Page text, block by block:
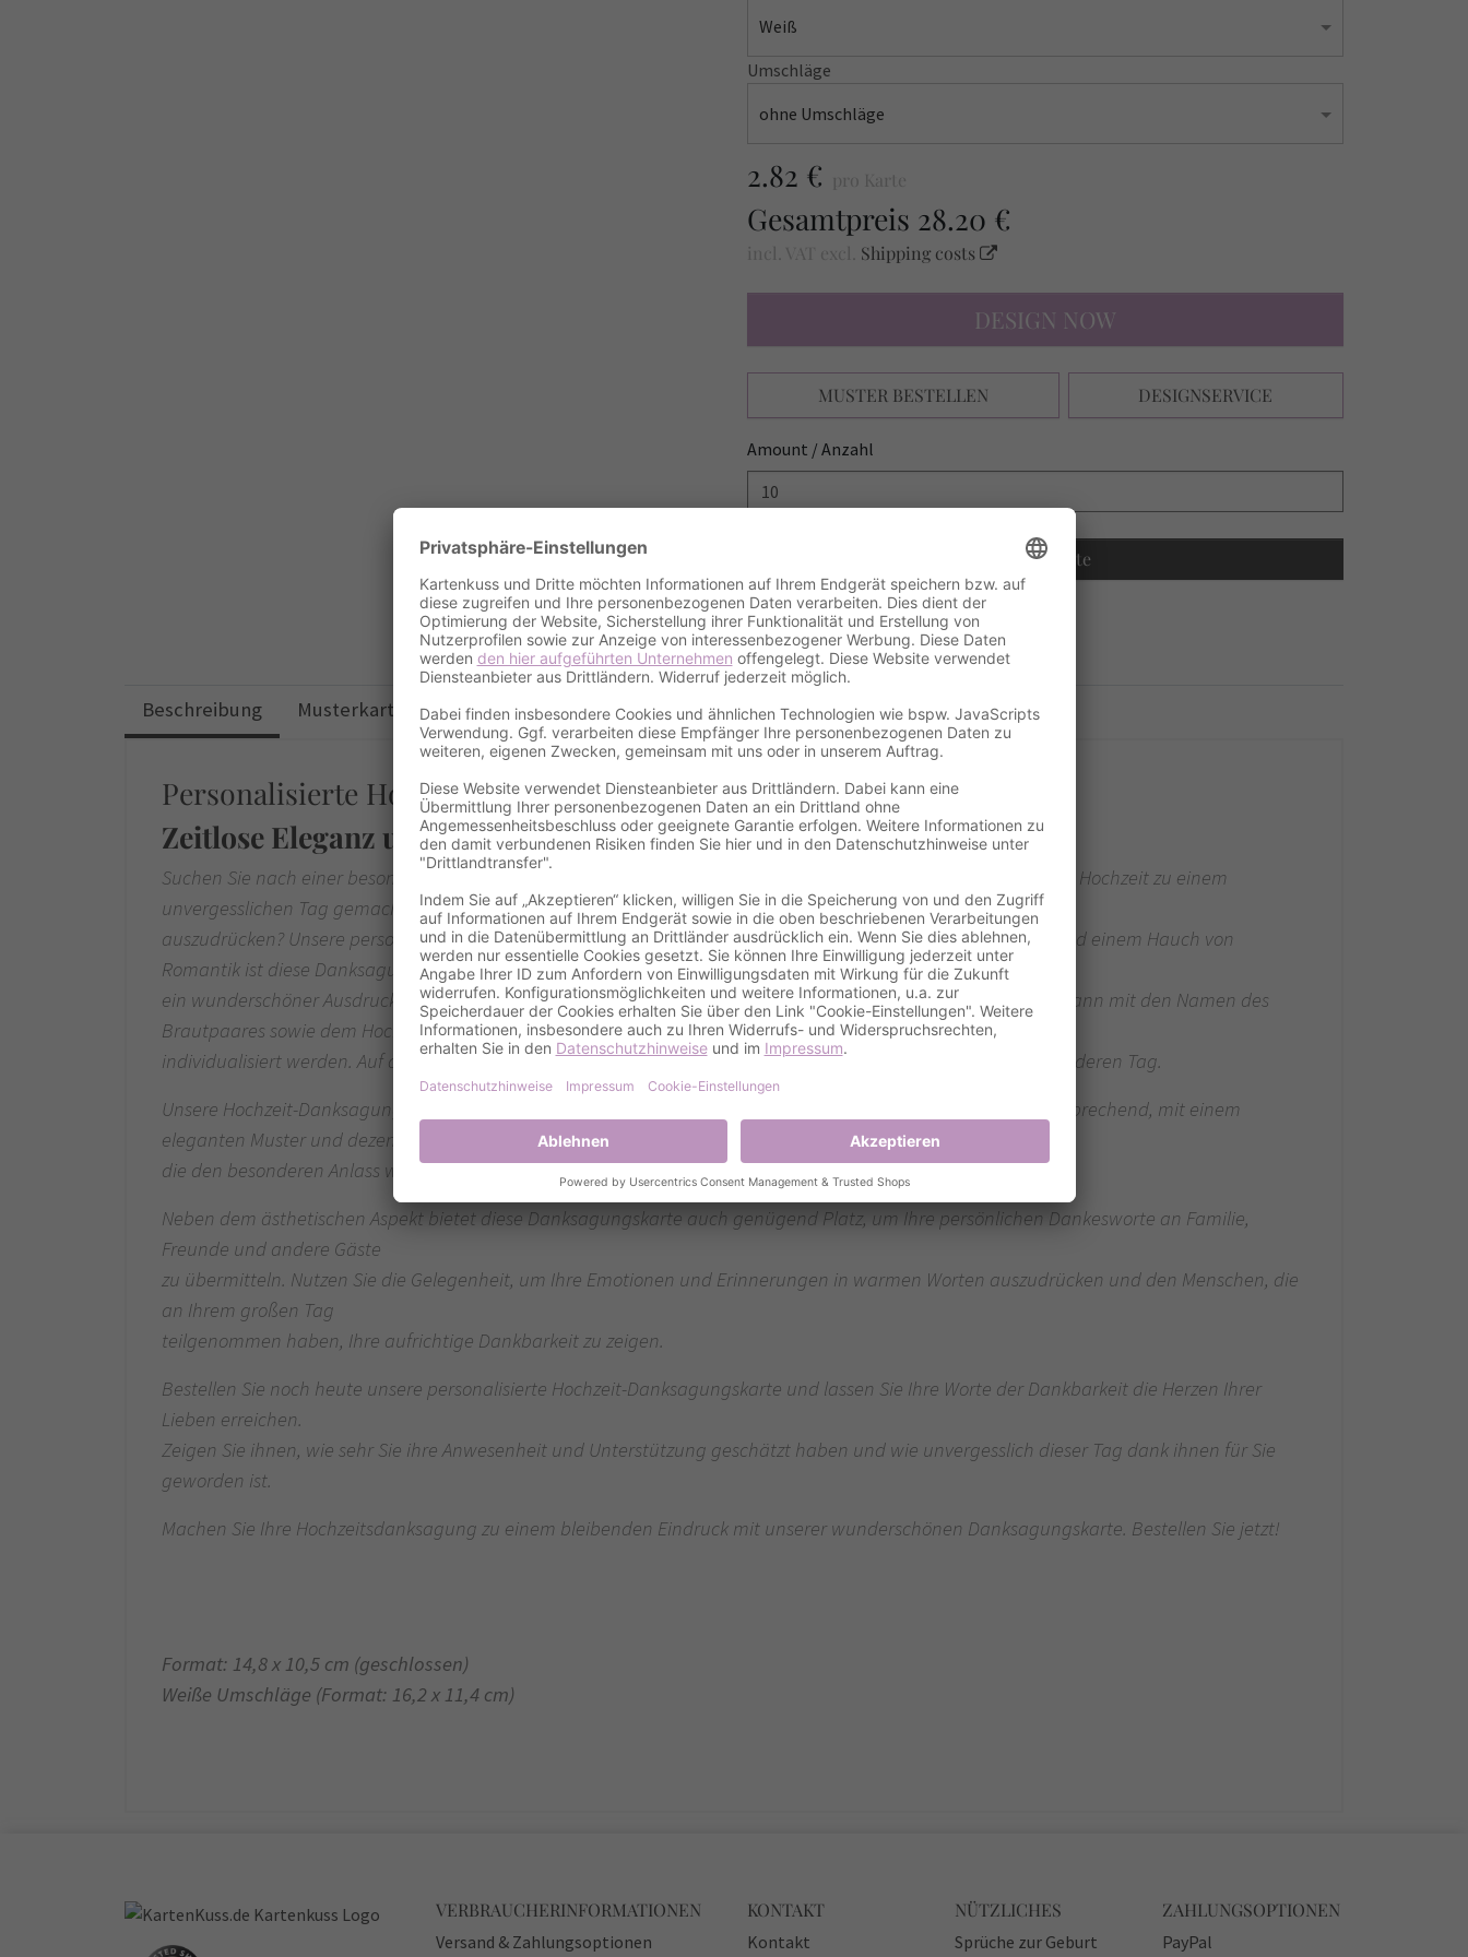
Weiß
Umschläge
ohne Umschläge
2.82 € pro Karte
Gesamtpreis 28.20 €
incl. VAT excl. Shipping costs
DESIGN NOW
MUSTER BESTELLEN DESIGNSERVICE
Amount / Anzahl
Recalculate
Details
Beschreibung Musterkarten Designservice
Personalisierte Hochzeit-Danksagungskarte
Zeitlose Eleganz und herzliche Dankbarkeit vereint Blütenmuster
Suchen Sie nach einer besonderen Art, Ihre Wertschätzung und Dankbarkeit für all die lieben Menschen, die Ihre Hochzeit zu einem
unvergesslichen Tag gemacht haben,
auszudrücken? Unsere personalisierte Hochzeit-Danksagungskarte ist die perfekte Wahl! Mit zeitloser Eleganz und einem Hauch von
Romantik ist diese Danksagungskarte
ein wunderschöner Ausdruck Ihrer Liebe und Anerkennung. Jede Karte wird mit größter Sorgfalt gestaltet und kann mit den Namen des
Brautpaares sowie dem Hochzeitsdatum
individualisiert werden. Auf diese Weise wird jede Karte zu einem einzigartigen Erinnerungsstück an Ihren besonderen Tag.
Unsere Hochzeit-Danksagungskarte besteht aus hochwertigem Papier. Das Design ist schlicht und dennoch ansprechend, mit einem
eleganten Muster und dezenten Verzierungen,
die den besonderen Anlass würdig repräsentieren.
Neben dem ästhetischen Aspekt bietet diese Danksagungskarte auch genügend Platz, um Ihre persönlichen Dankesworte an Familie,
Freunde und andere Gäste
zu übermitteln. Nutzen Sie die Gelegenheit, um Ihre Emotionen und Erinnerungen in warmen Worten auszudrücken und den Menschen, die
an Ihrem großen Tag
teilgenommen haben, Ihre aufrichtige Dankbarkeit zu zeigen.
Bestellen Sie noch heute unsere personalisierte Hochzeit-Danksagungskarte und lassen Sie Ihre Worte der Dankbarkeit die Herzen Ihrer
Lieben erreichen.
Zeigen Sie ihnen, wie sehr Sie ihre Anwesenheit und Unterstützung geschätzt haben und wie unvergesslich dieser Tag dank ihnen für Sie
geworden ist.
Machen Sie Ihre Hochzeitsdanksagung zu einem bleibenden Eindruck mit unserer wunderschönen Danksagungskarte. Bestellen Sie jetzt!
Format: 14,8 x 10,5 cm (geschlossen)
Weiße Umschläge (Format: 16,2 x 11,4 cm)
VERBRAUCHERINFORMATIONEN
Versand & Zahlungsoptionen
KONTAKT
Kontakt
NÜTZLICHES
Sprüche zur Geburt
ZAHLUNGSOPTIONEN
PayPal